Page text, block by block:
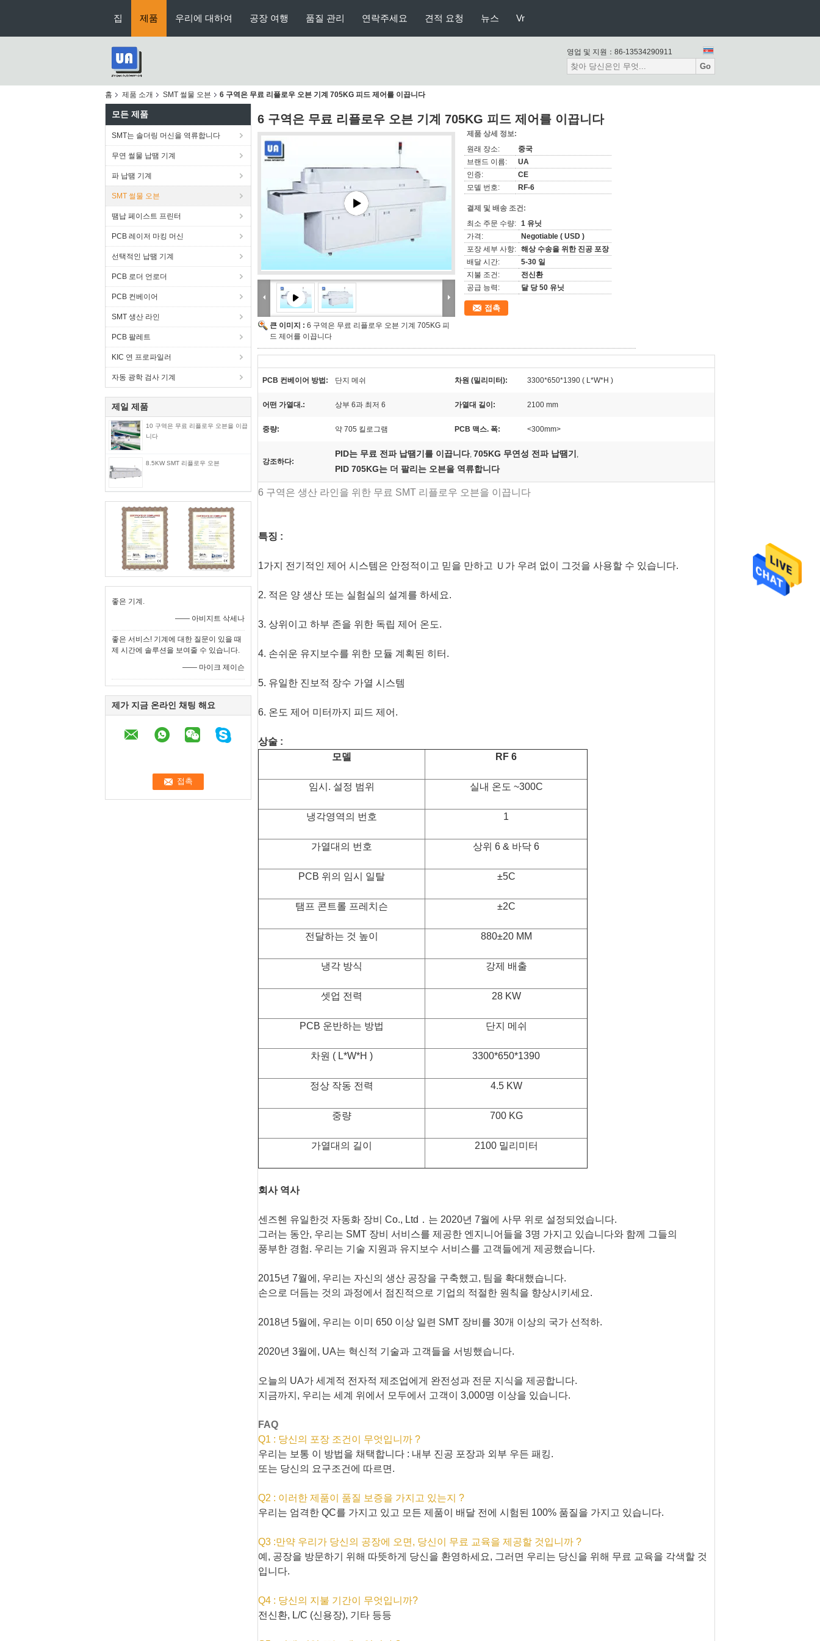
집 제품 우리에 대하여 공장 여행 품질 관리 연락주세요 견적 요청 뉴스 Vr
영업 및 지원： 86-13534290911
Go
홈 제품 소개 SMT 썰물 오븐 6 구역은 무료 리플로우 오븐 기계 705KG 피드 제어를 이끕니다
모든 제품
SMT는 솔더링 머신을 역류합니다
무연 썰물 납땜 기계
파 납땜 기계
SMT 썰물 오븐
땜납 페이스트 프린터
PCB 레이저 마킹 머신
선택적인 납땜 기계
PCB 로더 언로더
PCB 컨베이어
SMT 생산 라인
PCB 팔레트
KIC 연 프로파일러
자동 광학 검사 기계
제일 제품
10 구역은 무료 리플로우 오븐을 이끕
니다
8.5KW SMT 리플로우 오븐
좋은 기계.
—— 아비지트 삭세나
좋은 서비스! 기계에 대한 질문이 있을 때
제 시간에 솔루션을 보여줄 수 있습니다.
—— 마이크 제이슨
제가 지금 온라인 채팅 해요
6 구역은 무료 리플로우 오븐 기계 705KG 피드 제어를 이끕니다
큰 이미지 : 6 구역은 무료 리플로우 오븐 기계 705KG 피
드 제어를 이끕니다
제품 상세 정보:
원래 장소:
중국
브랜드 이름:
UA
인증:
CE
모델 번호:
RF-6
결제 및 배송 조건:
최소 주문 수량: 1 유닛
가격:
Negotiable ( USD )
포장 세부 사항: 해상 수송을 위한 진공 포장
배달 시간:
5-30 일
지불 조건:
전신환
공급 능력:
달 당 50 유닛
접촉
PCB 컨베이어 방법: 단지 메쉬 차원 (밀리미터): 3300*650*1390 ( L*W*H )
어떤 가열대.: 상부 6과 최저 6 가열대 길이: 2100 mm
중량: 약 705 킬로그램 PCB 맥스. 폭: <300mm>
강조하다:
PID는 무료 전파 납땜기를 이끕니다, 705KG 무연성 전파 납땜기 ,
PID 705KG는 더 팔리는 오븐을 역류합니다
6 구역은 생산 라인을 위한 무료 SMT 리플로우 오븐을 이끕니다
특징 :
1가지 전기적인 제어 시스템은 안정적이고 믿을 만하고 Ｕ가 우려 없이 그것을 사용할 수 있습니다.
2. 적은 양 생산 또는 실험실의 설계를 하세요.
3. 상위이고 하부 존을 위한 독립 제어 온도.
4. 손쉬운 유지보수를 위한 모듈 계획된 히터.
5. 유일한 진보적 장수 가열 시스템
6. 온도 제어 미터까지 피드 제어.
상술 :
모델
RF 6
임시. 설정 범위 실내 온도 ~300C
냉각영역의 번호 1
가열대의 번호 상위 6 & 바닥 6
PCB 위의 임시 일탈 ±5C
탬프 콘트롤 프레치슨 ±2C
전달하는 것 높이 880±20 MM
냉각 방식 강제 배출
셋업 전력 28 KW
PCB 운반하는 방법 단지 메쉬
차원 ( L*W*H ) 3300*650*1390
정상 작동 전력 4.5 KW
중량 700 KG
가열대의 길이 2100 밀리미터
회사 역사
센즈헨 유일한것 자동화 장비 Co., Ltd．는 2020년 7월에 사무 위로 설정되었습니다.
그러는 동안, 우리는 SMT 장비 서비스를 제공한 엔지니어들을 3명 가지고 있습니다와 함께 그들의
풍부한 경험. 우리는 기술 지원과 유지보수 서비스를 고객들에게 제공했습니다.
2015년 7월에, 우리는 자신의 생산 공장을 구축했고, 팀을 확대했습니다.
손으로 더듬는 것의 과정에서 점진적으로 기업의 적절한 원칙을 향상시키세요.
2018년 5월에, 우리는 이미 650 이상 일련 SMT 장비를 30개 이상의 국가 선적하.
2020년 3월에, UA는 혁신적 기술과 고객들을 서빙했습니다.
오늘의 UA가 세계적 전자적 제조업에게 완전성과 전문 지식을 제공합니다.
지금까지, 우리는 세계 위에서 모두에서 고객이 3,000명 이상을 있습니다.
FAQ
Q1 : 당신의 포장 조건이 무엇입니까 ?
우리는 보통 이 방법을 채택합니다 : 내부 진공 포장과 외부 우든 패킹.
또는 당신의 요구조건에 따르면.
Q2 : 이러한 제품이 품질 보증을 가지고 있는지 ?
우리는 엄격한 QC를 가지고 있고 모든 제품이 배달 전에 시험된 100% 품질을 가지고 있습니다.
Q3 :만약 우리가 당신의 공장에 오면, 당신이 무료 교육을 제공할 것입니까 ?
예, 공장을 방문하기 위해 따뜻하게 당신을 환영하세요, 그러면 우리는 당신을 위해 무료 교육을 각색할 것
입니다.
Q4 : 당신의 지불 기간이 무엇입니까?
전신환, L/C (신용장), 기타 등등